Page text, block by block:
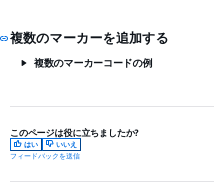
複数のマーカーを追加する
複数のマーカーコードの例
このページは役に立ちましたか?
はい
いいえ
フィードバックを送信